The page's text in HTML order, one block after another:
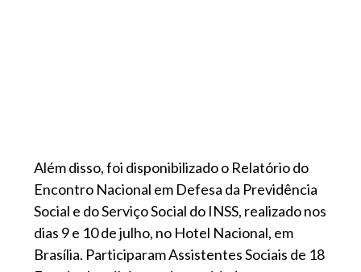
Além disso, foi disponibilizado o Relatório do
Encontro Nacional em Defesa da Previdência
Social e do Serviço Social do INSS, realizado nos
dias 9 e 10 de julho, no Hotel Nacional, em
Brasília. Participaram Assistentes Sociais de 18